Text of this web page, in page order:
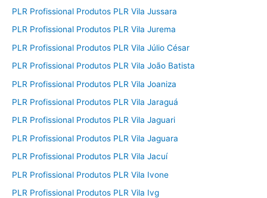
PLR Profissional Produtos PLR Vila Jussara
PLR Profissional Produtos PLR Vila Jurema
PLR Profissional Produtos PLR Vila Júlio César
PLR Profissional Produtos PLR Vila João Batista
PLR Profissional Produtos PLR Vila Joaniza
PLR Profissional Produtos PLR Vila Jaraguá
PLR Profissional Produtos PLR Vila Jaguari
PLR Profissional Produtos PLR Vila Jaguara
PLR Profissional Produtos PLR Vila Jacuí
PLR Profissional Produtos PLR Vila Ivone
PLR Profissional Produtos PLR Vila Ivg